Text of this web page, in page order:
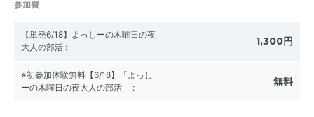
参加費
【単発6/18】よっしーの木曜日の夜
大人の部活 : 1,300円
※初参加体験無料【6/18】「よっし
ーの木曜日の夜大人の部活」 : 無料